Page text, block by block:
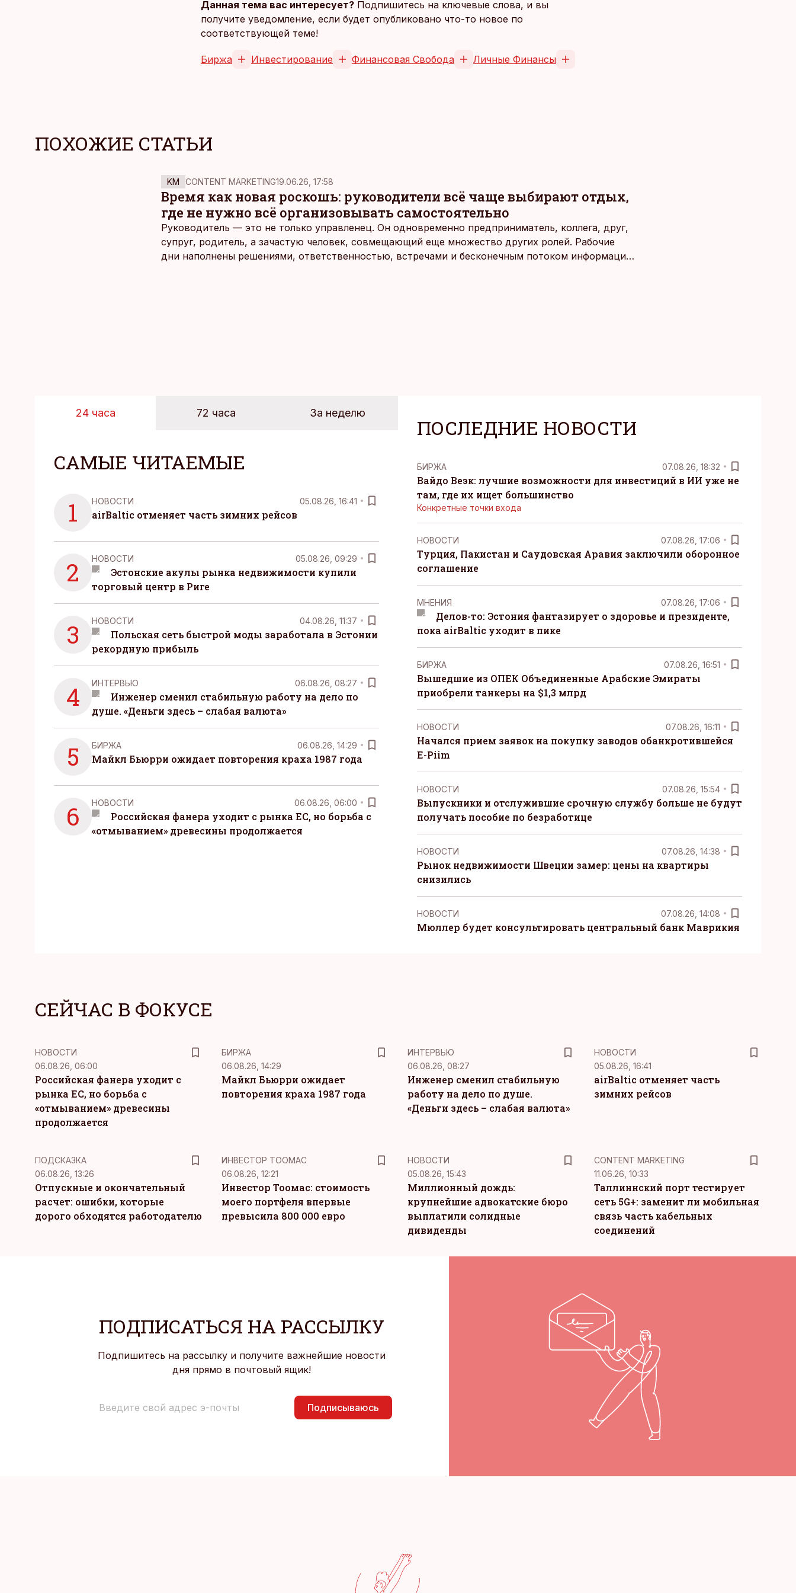
Данная тема вас интересует? Подпишитесь на ключевые слова, и вы
получите уведомление, если будет опубликовано что-то новое по
соответствующей теме!
Биржа Инвестирование Финансовая Свобода Личные Финансы
ПОХОЖИЕ СТАТЬИ
KM CONTENT MARKETING19.06.26, 17:58
Время как новая роскошь: руководители всё чаще выбирают отдых,
где не нужно всё организовывать самостоятельно
Руководитель — это не только управленец. Он одновременно предприниматель, коллега, друг,
супруг, родитель, а зачастую человек, совмещающий еще множество других ролей. Рабочие
дни наполнены решениями, ответственностью, встречами и бесконечным потоком информации,
24 часа 72 часа За неделю
САМЫЕ ЧИТАЕМЫЕ
1 НОВОСТИ 05.08.26, 16:41
airBaltic отменяет часть зимних рейсов
2 НОВОСТИ 05.08.26, 09:29
Эстонские акулы рынка недвижимости купили
торговый центр в Риге
3 НОВОСТИ 04.08.26, 11:37
Польская сеть быстрой моды заработала в Эстонии
рекордную прибыль
4 ИНТЕРВЬЮ 06.08.26, 08:27
Инженер сменил стабильную работу на дело по
душе. «Деньги здесь – слабая валюта»
5 БИРЖА 06.08.26, 14:29
Майкл Бьюрри ожидает повторения краха 1987 года
6 НОВОСТИ 06.08.26, 06:00
Российская фанера уходит с рынка ЕС, но борьба с
«отмыванием» древесины продолжается
ПОСЛЕДНИЕ НОВОСТИ
БИРЖА 07.08.26, 18:32
Вайдо Веэк: лучшие возможности для инвестиций в ИИ уже не
там, где их ищет большинство
Конкретные точки входа
НОВОСТИ 07.08.26, 17:06
Турция, Пакистан и Саудовская Аравия заключили оборонное
соглашение
MНЕНИЯ 07.08.26, 17:06
Делов-то: Эстония фантазирует о здоровье и президенте,
пока airBaltic уходит в пике
БИРЖА 07.08.26, 16:51
Вышедшие из ОПЕК Объединенные Арабские Эмираты
приобрели танкеры на $1,3 млрд
НОВОСТИ 07.08.26, 16:11
Начался прием заявок на покупку заводов обанкротившейся
E-Piim
НОВОСТИ 07.08.26, 15:54
Выпускники и отслужившие срочную службу больше не будут
получать пособие по безработице
НОВОСТИ 07.08.26, 14:38
Рынок недвижимости Швеции замер: цены на квартиры
снизились
НОВОСТИ 07.08.26, 14:08
Мюллер будет консультировать центральный банк Маврикия
СЕЙЧАС В ФОКУСЕ
НОВОСТИ
06.08.26, 06:00
Российская фанера уходит с
рынка ЕС, но борьба с
«отмыванием» древесины
продолжается
БИРЖА
06.08.26, 14:29
Майкл Бьюрри ожидает
повторения краха 1987 года
ИНТЕРВЬЮ
06.08.26, 08:27
Инженер сменил стабильную
работу на дело по душе.
«Деньги здесь – слабая валюта»
НОВОСТИ
05.08.26, 16:41
airBaltic отменяет часть
зимних рейсов
ПОДСКАЗКА
06.08.26, 13:26
Отпускные и окончательный
расчет: ошибки, которые
дорого обходятся работодателю
ИНВЕСТОР ТООМАС
06.08.26, 12:21
Инвестор Тоомас: стоимость
моего портфеля впервые
превысила 800 000 евро
НОВОСТИ
05.08.26, 15:43
Миллионный дождь:
крупнейшие адвокатские бюро
выплатили солидные
дивиденды
KM
CONTENT MARKETING
11.06.26, 10:33
Таллиннский порт тестирует
сеть 5G+: заменит ли мобильная
связь часть кабельных
соединений
ПОДПИСАТЬСЯ НА РАССЫЛКУ
Подпишитесь на рассылку и получите важнейшие новости
дня прямо в почтовый ящик!
Подписываюсь